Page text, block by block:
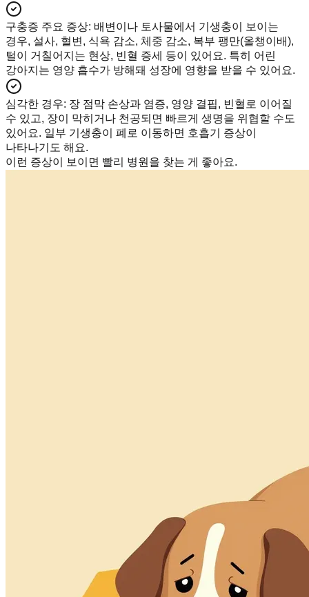
구충증 주요 증상: 배변이나 토사물에서 기생충이 보이는
경우, 설사, 혈변, 식욕 감소, 체중 감소, 복부 팽만(올챙이배),
털이 거칠어지는 현상, 빈혈 증세 등이 있어요. 특히 어린
강아지는 영양 흡수가 방해돼 성장에 영향을 받을 수 있어요.
심각한 경우: 장 점막 손상과 염증, 영양 결핍, 빈혈로 이어질
수 있고, 장이 막히거나 천공되면 빠르게 생명을 위협할 수도
있어요. 일부 기생충이 폐로 이동하면 호흡기 증상이
나타나기도 해요.
이런 증상이 보이면 빨리 병원을 찾는 게 좋아요.